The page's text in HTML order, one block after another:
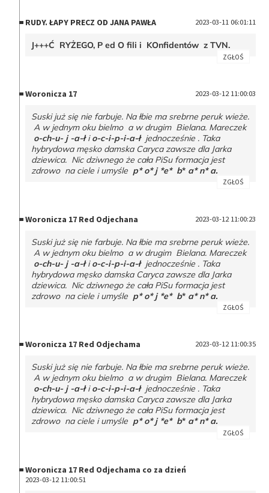
RUDY. ŁAPY PRECZ OD JANA PAWŁA 2023-03-11 06:01:11
J+++Ć RYŻEGO, P ed O fili i KOnfidentów z TVN.
ZGŁOŚ
Woronicza 17 2023-03-12 11:00:03
Suski już się nie farbuje. Na łbie ma srebrne peruk wieże.
A w jednym oku bielmo a w drugim Bielana. Mareczek
o-ch-u- j -a-łio-c-i-p-i-a-ł jednocześnie . Taka
hybrydowa męsko damska Caryca zawsze dla Jarka
dziewica. Nic dziwnego że cała PiSu formacja jest
zdrowo na ciele i umyśle p* o* j *e* b* a* n* a.
ZGŁOŚ
Woronicza 17 Red Odjechana 2023-03-12 11:00:23
Suski już się nie farbuje. Na łbie ma srebrne peruk wieże.
A w jednym oku bielmo a w drugim Bielana. Mareczek
o-ch-u- j -a-łio-c-i-p-i-a-ł jednocześnie . Taka
hybrydowa męsko damska Caryca zawsze dla Jarka
dziewica. Nic dziwnego że cała PiSu formacja jest
zdrowo na ciele i umyśle p* o* j *e* b* a* n* a.
ZGŁOŚ
Woronicza 17 Red Odjechama 2023-03-12 11:00:35
Suski już się nie farbuje. Na łbie ma srebrne peruk wieże.
A w jednym oku bielmo a w drugim Bielana. Mareczek
o-ch-u- j -a-łio-c-i-p-i-a-ł jednocześnie . Taka
hybrydowa męsko damska Caryca zawsze dla Jarka
dziewica. Nic dziwnego że cała PiSu formacja jest
zdrowo na ciele i umyśle p* o* j *e* b* a* n* a.
ZGŁOŚ
Woronicza 17 Red Odjechama co za dzień
2023-03-12 11:00:51